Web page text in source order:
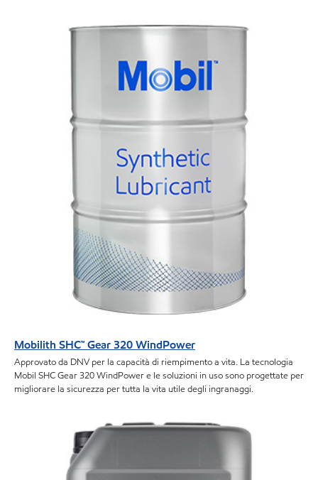
Mobilith SHC™ Gear 320 WindPower
Approvato da DNV per la capacità di riempimento a vita. La tecnologia
Mobil SHC Gear 320 WindPower e le soluzioni in uso sono progettate per
migliorare la sicurezza per tutta la vita utile degli ingranaggi.